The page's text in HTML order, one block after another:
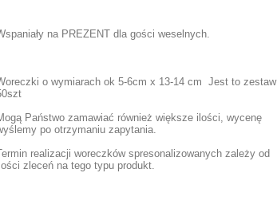
na PREZENT dla gości weselnych.
o wymiarach ok 5-6cm x 13-14 cm Jest to zestaw
Państwo zamawiać również większe ilości, wycenę
po otrzymaniu zapytania.
realizacji woreczków spresonalizowanych zależy od
zleceń na tego typu produkt.